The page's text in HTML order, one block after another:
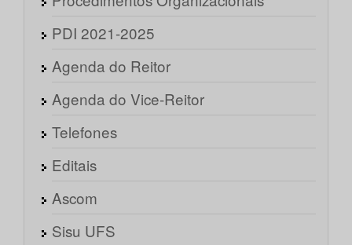
PDI 2021-2025
Agenda do Reitor
Agenda do Vice-Reitor
Telefones
Editais
Ascom
Sisu UFS